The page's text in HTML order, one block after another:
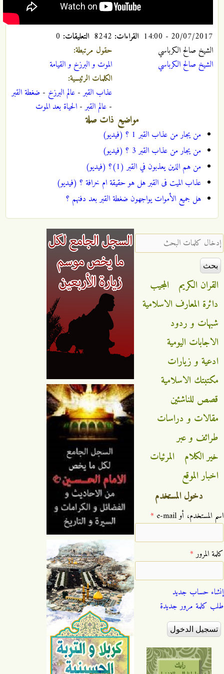
20/07/2017 - 14:00 القراءات: التعليقات:
الشيخ صالح الكرباسي
الشيخ صالح الكرباسي
حقول مرتبطة:
الموت و البرزخ و القيامة
الكلمات الرئيسية:
عذاب القبر- عالم البرزخ - ضغطة القبر
- عالم القبر- الحياة بعد الموت
مواضيع ذات صلة
من يجار من عذاب القبر 1 ؟ (فيديو)
من يجار من عذاب القبر 3 ؟ (فيديو)
من هم الذين يعذبون في القبر (1)؟ (فيديو)
عذاب المیت فی القبر هل هو حقیقة ام خرافة ؟ (فيديو)
هل جميع الأموات يواجهون ضغطة القبر بعد دفنهم ؟
‏إدخال كلمات البحث ‏
القران الكريم
المجيب
دائرة المعارف الاسلامية
شبهات و ردود
الاجابات اليومية
ادعية و زيارات
مكتبتك الاسلامية
قصص للناشئين
مقالات و دراسات
طرائف و عبر
خير الكلام
المرئيات
اخبار الموقع
دخول المستخدم
‏اسم المستخدم، أو e-mail ‏ *
‏كلمة المرور ‏*
إنشاء حساب جديد
طلب كلمة مرور جديدة